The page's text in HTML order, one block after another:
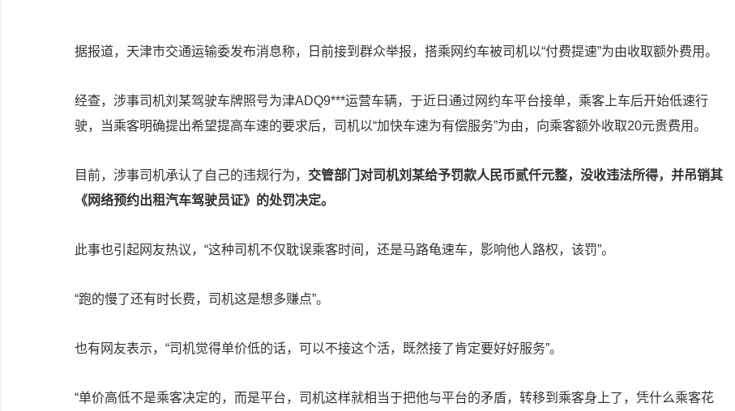
据报道，天津市交通运输委发布消息称，日前接到群众举报，搭乘网约车被司机以“付费提速”为由收取额外费用。
经查，涉事司机刘某驾驶车牌照号为津ADQ9***运营车辆，于近日通过网约车平台接单，乘客上车后开始低速行
驶，当乘客明确提出希望提高车速的要求后，司机以“加快车速为有偿服务”为由，向乘客额外收取20元贵费用。
目前，涉事司机承认了自己的违规行为， 交管部门对司机刘某给予罚款人民币贰仟元整，没收违法所得，并吊销其
《网络预约出租汽车驾驶员证》的处罚决定。
此事也引起网友热议，“这种司机不仅耽误乘客时间，还是马路龟速车，影响他人路权，该罚”。
“跑的慢了还有时长费，司机这是想多赚点”。
也有网友表示，“司机觉得单价低的话，可以不接这个活，既然接了肯定要好好服务”。
“单价高低不是乘客决定的，而是平台，司机这样就相当于把他与平台的矛盾，转移到乘客身上了，凭什么乘客花